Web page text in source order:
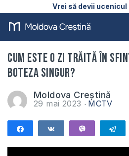
Vrei să devii
Cum este o zi trăită în
boteza singur?
Moldova Creștină
29 mai 2023 MCTV
Share Share